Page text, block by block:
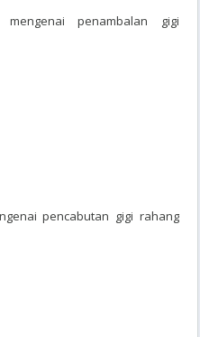
penambalan gigi
pencabutan gigi rahang